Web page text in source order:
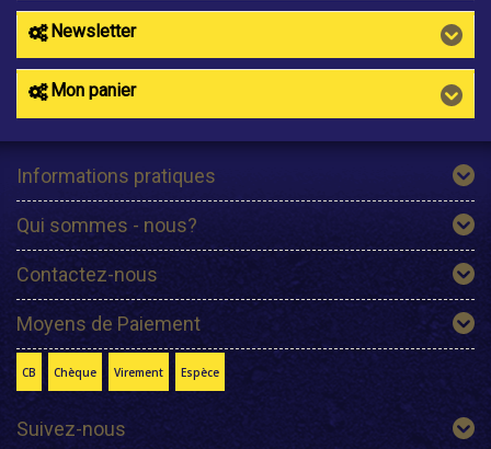
Newsletter
Mon panier
Informations pratiques
Qui sommes - nous?
Contactez-nous
Moyens de Paiement
CB Chèque Virement Espèce
Suivez-nous